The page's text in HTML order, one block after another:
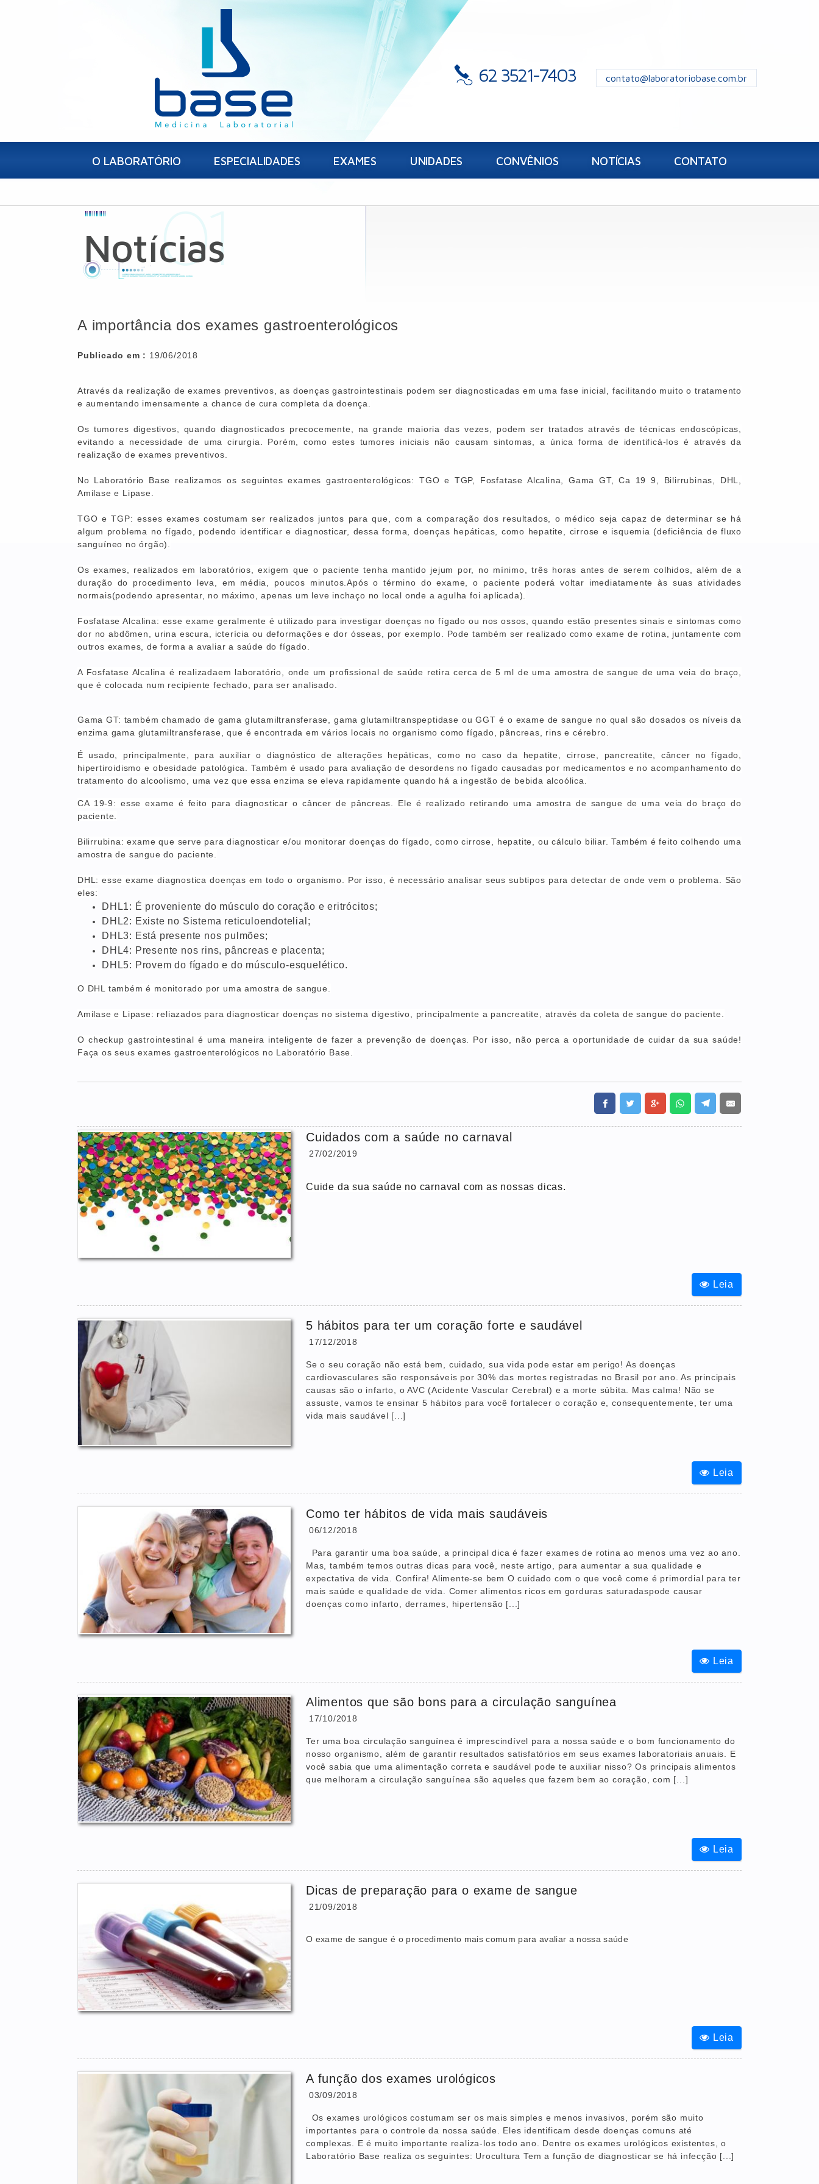
62 3521-7403 contato@laboratoriobase.com.br
O LABORATÓRIO ESPECIALIDADES EXAMES UNIDADES CONVÊNIOS NOTÍCIAS CONTATO
Notícias
A importância dos exames gastroenterológicos
Publicado em : 19/06/2018
Através da realização de exames preventivos, as doenças gastrointestinais podem ser diagnosticadas em uma fase inicial, facilitando muito o tratamento
e aumentando imensamente a chance de cura completa da doença.
Os tumores digestivos, quando diagnosticados precocemente, na grande maioria das vezes, podem ser tratados através de técnicas endoscópicas,
evitando a necessidade de uma cirurgia. Porém, como estes tumores iniciais não causam sintomas, a única forma de identificá-los é através da
realização de exames preventivos.
No Laboratório Base realizamos os seguintes exames gastroenterológicos: TGO e TGP, Fosfatase Alcalina, Gama GT, Ca 19 9, Bilirrubinas, DHL,
Amilase e Lipase.
TGO e TGP: esses exames costumam ser realizados juntos para que, com a comparação dos resultados, o médico seja capaz de determinar se há
algum problema no fígado,
podendo identificar e diagnosticar, dessa forma, doenças hepáticas , como hepatite, cirrose e isquemia (deficiência de fluxo
sanguíneo no órgão).
Os exames, realizados em laboratórios,exigem que o paciente tenha mantido jejum por, no mínimo, três horas antes de serem colhidos, além dea
duração do procedimento leva, em média, poucos minutos .Após o término do exame,o paciente poderá voltar imediatamente às suas atividades
normais(podendo apresentar, no máximo, apenas um leve inchaço no local onde a agulha foi aplicada).
Fosfatase Alcalina: esse exame geralmente é utilizado para investigar doenças no fígado ou nos ossos, quando estão presentes sinais e sintomas como
dor no abdômen, urina escura, icterícia ou deformações e dor ósseas, por exemplo. Pode também ser realizado como exame de rotina, juntamente com
outros exames, de forma a avaliar a saúde do fígado.
A Fosfatase Alcalina é realizadaem laboratório, onde um profissional de saúde retira cerca de 5 ml de uma amostra de sangue de uma veia do braço,
que é colocada num recipiente fechado, para ser analisado.
Gama GT: também chamado de gama glutamiltransferase, gama glutamiltranspeptidase ou GGT é o exame de sangue no qual são dosados os níveis da
enzima gama glutamiltransferase, que é encontrada em vários locais no organismo como fígado, pâncreas, rins e cérebro.
É usado, principalmente, para auxiliar o diagnóstico de alterações hepáticas, como no caso da hepatite, cirrose, pancreatite, câncer no fígado,
hipertiroidismo e obesidade patológica. Também é usado para avaliação de desordens no fígado causadas por medicamentos e no acompanhamento do
tratamento do alcoolismo, uma vez que essa enzima se eleva rapidamente quando há a ingestão de bebida alcoólica.
CA 19-9: esse exame é feito para diagnosticar o câncer de pâncreas. Ele é realizado retirando uma amostra de sangue de uma veia do braço do
paciente.
Bilirrubina: exame que serve para diagnosticar e/ou monitorar doenças do fígado, como cirrose, hepatite, ou cálculo biliar. Também é feito colhendo uma
amostra de sangue do paciente.
DHL: esse exame diagnostica doenças em todo o organismo. Por isso, é necessário analisar seus subtipos para detectar de onde vem o problema. São
eles:
DHL1: É proveniente do músculo do coração e eritrócitos;
DHL2: Existe no Sistema reticuloendotelial;
DHL3: Está presente nos pulmões;
DHL4: Presente nos rins, pâncreas e placenta;
DHL5: Provem do fígado e do músculo-esquelético.
O DHL também é monitorado por uma amostra de sangue.
Amilase e Lipase: reliazados para diagnosticar doenças no sistema digestivo, principalmente a pancreatite, através da coleta de sangue do paciente.
O checkup gastrointestinal é uma maneira inteligente de fazer a prevenção de doenças.
Por isso, não perca a oportunidade de cuidar da sua saúde!
Faça os seus exames gastroenterológicos no Laboratório Base.
Cuidados com a saúde no carnaval
27/02/2019
Cuide da sua saúde no carnaval com as nossas dicas.
Leia
5 hábitos para ter um coração forte e saudável
17/12/2018
Se o seu coração não está bem, cuidado, sua vida pode estar em perigo! As doenças
cardiovasculares são responsáveis por 30% das mortes registradas no Brasil por ano. As principais
causas são o infarto, o AVC (Acidente Vascular Cerebral) e a morte súbita. Mas calma! Não se
assuste, vamos te ensinar 5 hábitos para você fortalecer o coração e, consequentemente, ter uma
vida mais saudável [...]
Leia
Como ter hábitos de vida mais saudáveis
06/12/2018
Para garantir uma boa saúde, a principal dica é fazer exames de rotina ao menos uma vez ao ano.
Mas, também temos outras dicas para você, neste artigo, para aumentar a sua qualidade e
expectativa de vida. Confira! Alimente-se bem O cuidado com o que você come é primordial para ter
mais saúde e qualidade de vida. Comer alimentos ricos em gorduras saturadaspode causar
doenças como infarto, derrames, hipertensão [...]
Leia
Alimentos que são bons para a circulação sanguínea
17/10/2018
Ter uma boa circulação sanguínea é imprescindível para a nossa saúde e o bom funcionamento do
nosso organismo, além de garantir resultados satisfatórios em seus exames laboratoriais anuais. E
você sabia que uma alimentação correta e saudável pode te auxiliar nisso? Os principais alimentos
que melhoram a circulação sanguínea são aqueles que fazem bem ao coração, com [...]
Leia
Dicas de preparação para o exame de sangue
21/09/2018
O exame de sangue é o procedimento mais comum para avaliar a nossa saúde
Leia
A função dos exames urológicos
03/09/2018
Os exames urológicos costumam ser os mais simples e menos invasivos, porém são muito
importantes para o controle da nossa saúde. Eles identificam desde doenças comuns até
complexas. E é muito importante realiza-los todo ano. Dentre os exames urológicos existentes, o
Laboratório Base realiza os seguintes: Urocultura Tem a função de diagnosticar se há infecção [...]